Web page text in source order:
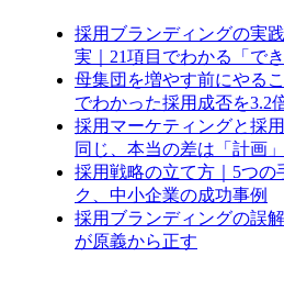
採用ブランディングの実
実｜21項目でわかる「で
母集団を増やす前にやる
でわかった採用成否を3.2
採用マーケティングと採
同じ、本当の差は「計画
採用戦略の立て方｜5つの
ク、中小企業の成功事例
採用ブランディングの誤
が原義から正す